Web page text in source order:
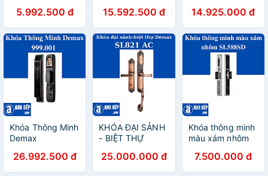
Hãng
5.992.500 đ
SL920 PB - APP
WIFI. Hàng Chính
Hãng
15.592.500 đ
WIFI. Hàng Chính
Hãng
14.925.000 đ
Khóa Thông Minh
Demax
Chính Hãng
26.992.500 đ
KHÓA ĐẠI SẢNH
- BIỆT THỰ
AC. Hàng Chính
Hãng
25.000.000 đ
Khóa thông minh
màu xám nhôm
Chính Hãng
7.500.000 đ